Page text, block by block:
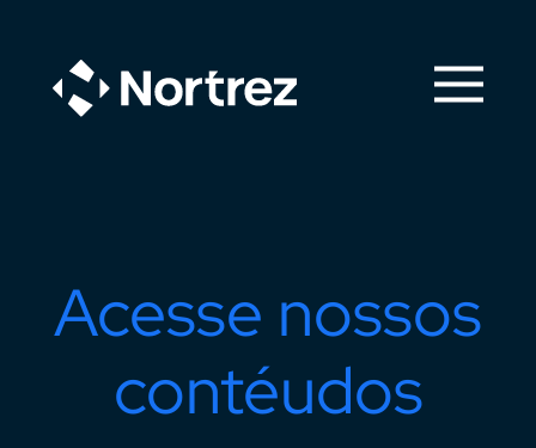
Acesse nossos
contéudos